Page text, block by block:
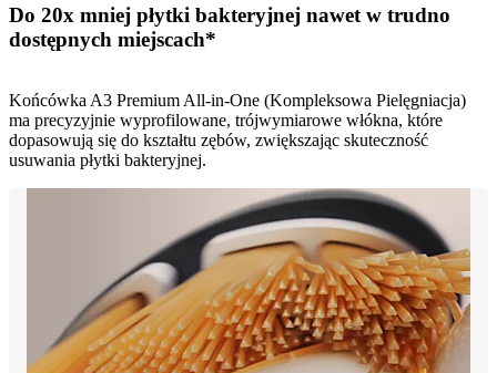
Do 20x mniej płytki bakteryjnej nawet w trudno
dostępnych miejscach*
Końcówka A3 Premium All-in-One (Kompleksowa Pielęgniacja)
ma precyzyjnie wyprofilowane, trójwymiarowe włókna, które
dopasowują się do kształtu zębów, zwiększając skuteczność
usuwania płytki bakteryjnej.